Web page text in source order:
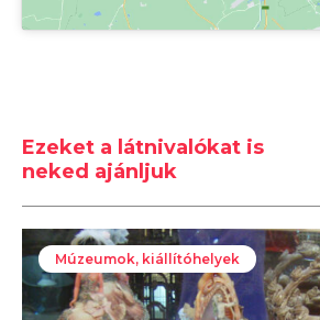
Ezeket a látnivalókat is
neked ajánljuk
Múzeumok, kiállítóhelyek